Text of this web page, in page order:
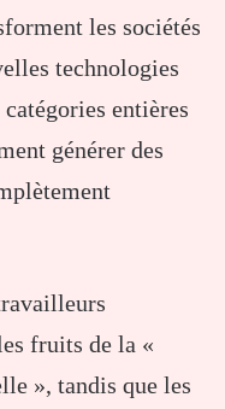
les sociétés
technologies
entières
générer des
fruits de la «
», tandis que les